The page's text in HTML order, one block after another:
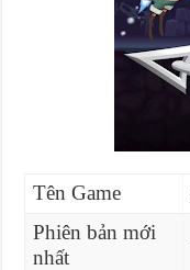
Tên Game
Phiên bản mới
nhất